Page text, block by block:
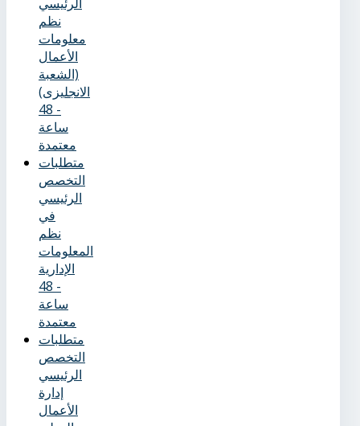
نظم
معلومات
الأعمال
(الشعبة
الانجليزى)
- 48
ساعة
معتمدة
متطلبات
التخصص
الرئيسي
في
نظم
المعلومات
الإدارية
- 48
ساعة
معتمدة
متطلبات
التخصص
الرئيسي
إدارة
الأعمال